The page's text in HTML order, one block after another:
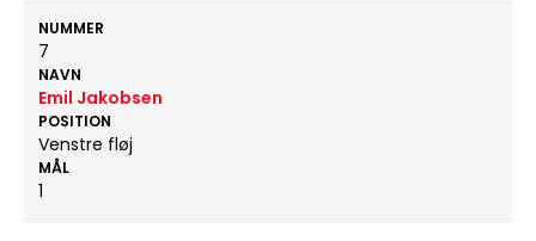
NUMMER
7
NAVN
Emil Jakobsen
POSITION
Venstre fløj
MÅL
1